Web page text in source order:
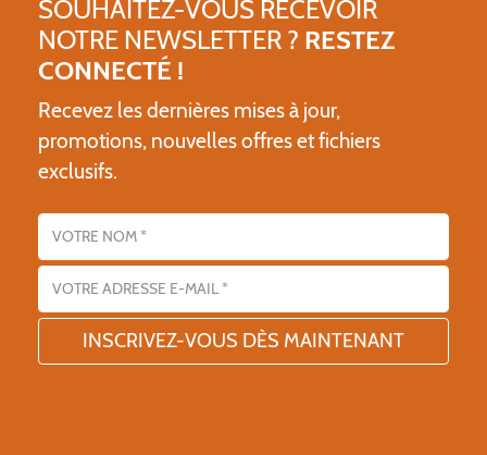
SOUHAITEZ-VOUS RECEVOIR
NOTRE NEWSLETTER ? RESTEZ
CONNECTÉ !
Recevez les dernières mises à jour,
promotions, nouvelles offres et fichiers
exclusifs.
Nom
Adresse email